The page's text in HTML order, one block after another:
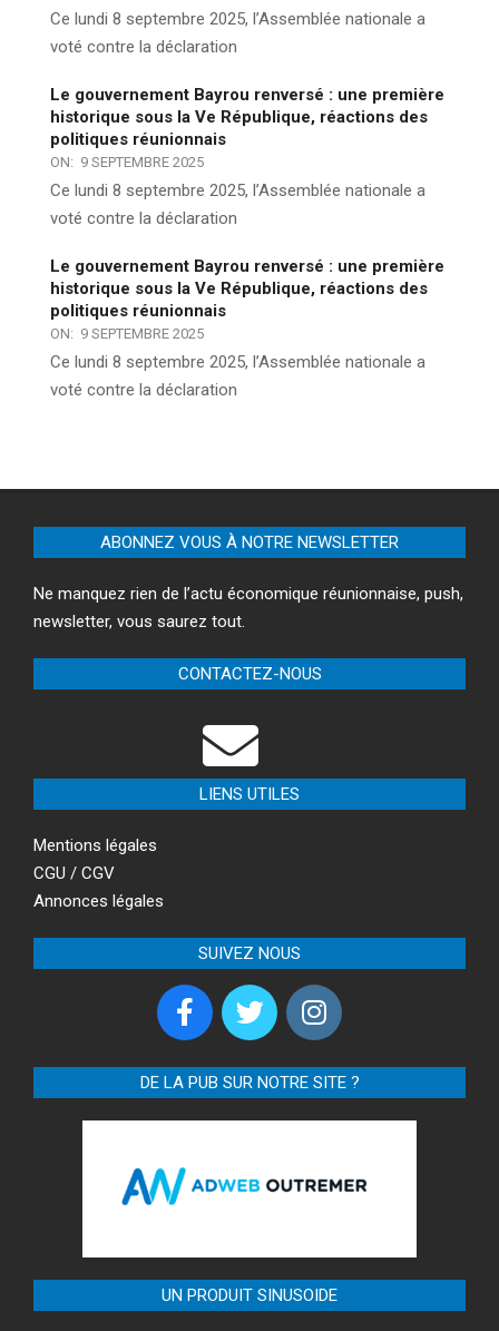
Ce lundi 8 septembre 2025, l’Assemblée nationale a
voté contre la déclaration
Le gouvernement Bayrou renversé : une première
historique sous la Ve République, réactions des
politiques réunionnais
ON: 9 SEPTEMBRE 2025
Ce lundi 8 septembre 2025, l’Assemblée nationale a
voté contre la déclaration
Le gouvernement Bayrou renversé : une première
historique sous la Ve République, réactions des
politiques réunionnais
ON: 9 SEPTEMBRE 2025
Ce lundi 8 septembre 2025, l’Assemblée nationale a
voté contre la déclaration
ABONNEZ VOUS À NOTRE NEWSLETTER
Ne manquez rien de l’actu économique réunionnaise, push,
newsletter, vous saurez tout.
CONTACTEZ-NOUS
LIENS UTILES
Mentions légales
CGU / CGV
Annonces légales
SUIVEZ NOUS
DE LA PUB SUR NOTRE SITE ?
UN PRODUIT SINUSOIDE